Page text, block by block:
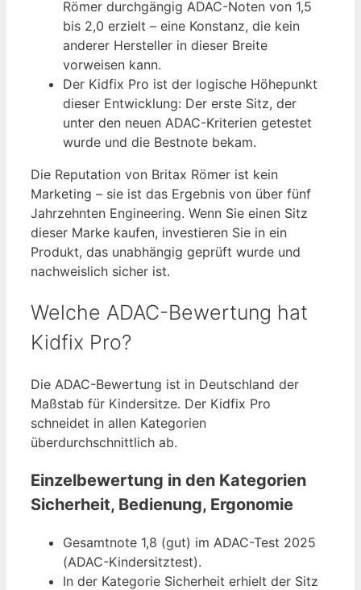
Römer durchgängig ADAC-Noten von 1,5
bis 2,0 erzielt – eine Konstanz, die kein
anderer Hersteller in dieser Breite
vorweisen kann.
Der Kidfix Pro ist der logische Höhepunkt
dieser Entwicklung: Der erste Sitz, der
unter den neuen ADAC-Kriterien getestet
wurde und die Bestnote bekam.
Die Reputation von Britax Römer ist kein
Marketing – sie ist das Ergebnis von über fünf
Jahrzehnten Engineering. Wenn Sie einen Sitz
dieser Marke kaufen, investieren Sie in ein
Produkt, das unabhängig geprüft wurde und
nachweislich sicher ist.
Welche ADAC-Bewertung hat
Kidfix Pro?
Die ADAC-Bewertung ist in Deutschland der
Maßstab für Kindersitze. Der Kidfix Pro
schneidet in allen Kategorien
überdurchschnittlich ab.
Einzelbewertung in den Kategorien
Sicherheit, Bedienung, Ergonomie
Gesamtnote 1,8 (gut) im ADAC-Test 2025
(ADAC-Kindersitztest).
In der Kategorie Sicherheit erhielt der Sitz